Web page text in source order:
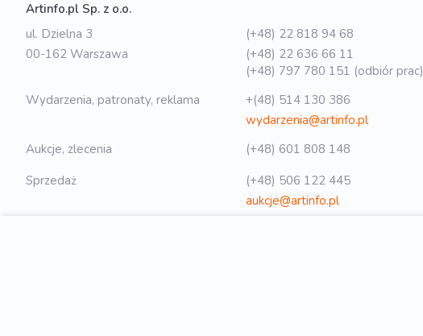
Artinfo.pl Sp. z o.o.
ul. Dzielna 3
00-162 Warszawa
(+48) 22 818 94 68
(+48) 22 636 66 11
(+48) 797 780 151 (odbiór prac)
Wydarzenia, patronaty, reklama
+(48) 514 130 386
wydarzenia@artinfo.pl
Aukcje, zlecenia
(+48) 601 808 148
Sprzedaż
(+48) 506 122 445
aukcje@artinfo.pl